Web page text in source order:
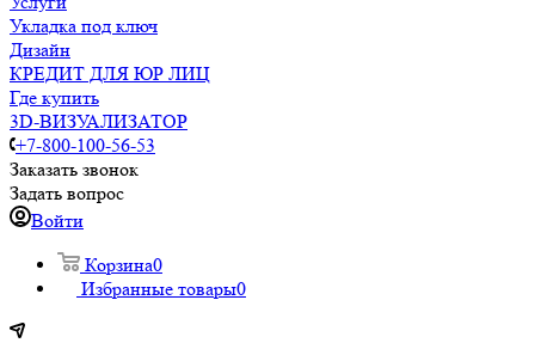
Укладка под ключ
Дизайн
КРЕДИТ ДЛЯ ЮР ЛИЦ
Где купить
3D-ВИЗУАЛИЗАТОР
+7-800-100-56-53
Заказать звонок
Задать вопрос
Войти
Корзина0
Избранные товары0